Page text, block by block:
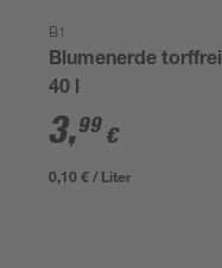
B1
Blumenerde torffrei
40 l
3,99 €
0,10 € / Liter